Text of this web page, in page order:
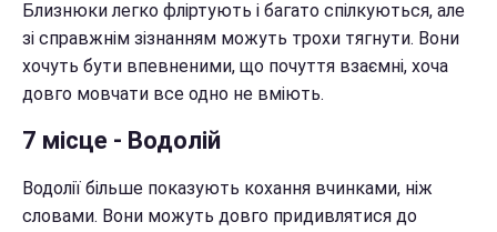
Близнюки легко фліртують і багато спілкуються, але
зі справжнім зізнанням можуть трохи тягнути. Вони
хочуть бути впевненими, що почуття взаємні, хоча
довго мовчати все одно не вміють.
7 місце - Водолій
Водолії більше показують кохання вчинками, ніж
словами. Вони можуть довго придивлятися до